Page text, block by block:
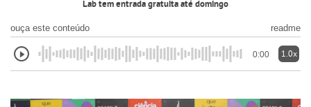
Lab tem entrada gratuita até domingo
ouça este conteúdo readme
0:00 1.0x